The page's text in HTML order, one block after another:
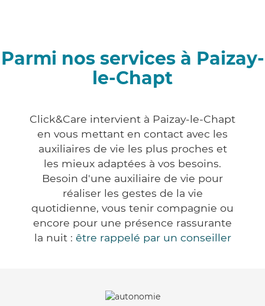
Parmi nos services à Paizay-
le-Chapt
Click&Care intervient à Paizay-le-Chapt
en vous mettant en contact avec les
auxiliaires de vie les plus proches et
les mieux adaptées à vos besoins.
Besoin d'une auxiliaire de vie pour
réaliser les gestes de la vie
quotidienne, vous tenir compagnie ou
encore pour une présence rassurante
la nuit : être rappelé par un conseiller